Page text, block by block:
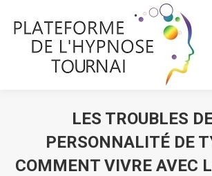
LES TROUBLES
PERSONNALITÉ DE
COMMENT VIVRE AVEC